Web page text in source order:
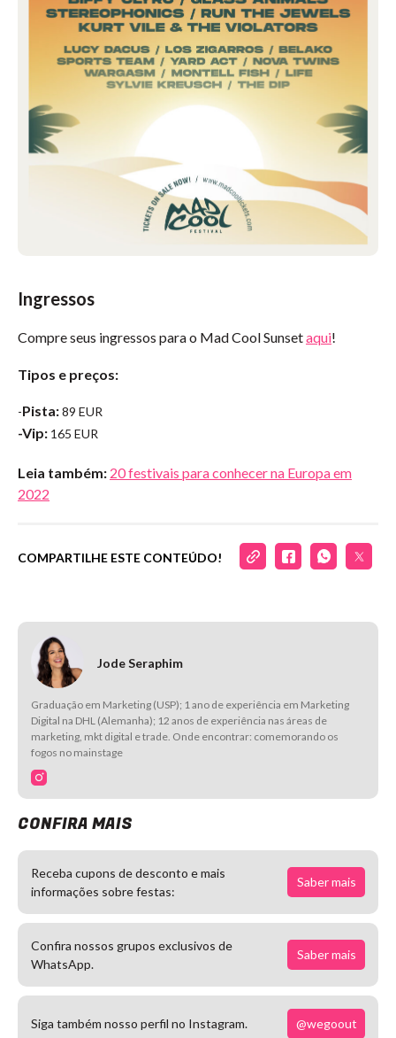
Ingressos
Compre seus ingressos para o Mad Cool Sunsetaqui!
Tipos e preços:
-Pista:89 EUR
-Vip: 165 EUR
Leia também: 20 festivais para conhecer na Europa em
2022
COMPARTILHE ESTE CONTEÚDO!
Jode Seraphim
Graduação em Marketing (USP); 1 ano de experiência em Marketing
Digital na DHL (Alemanha); 12 anos de experiência nas áreas de
marketing, mkt digital e trade. Onde encontrar: comemorando os
fogos no mainstage
CONFIRA MAIS
Receba cupons de desconto e mais
informações sobre festas:
Saber mais
Confira nossos grupos exclusivos de
WhatsApp.
Saber mais
Siga também nosso perfil no Instagram. @wegoout